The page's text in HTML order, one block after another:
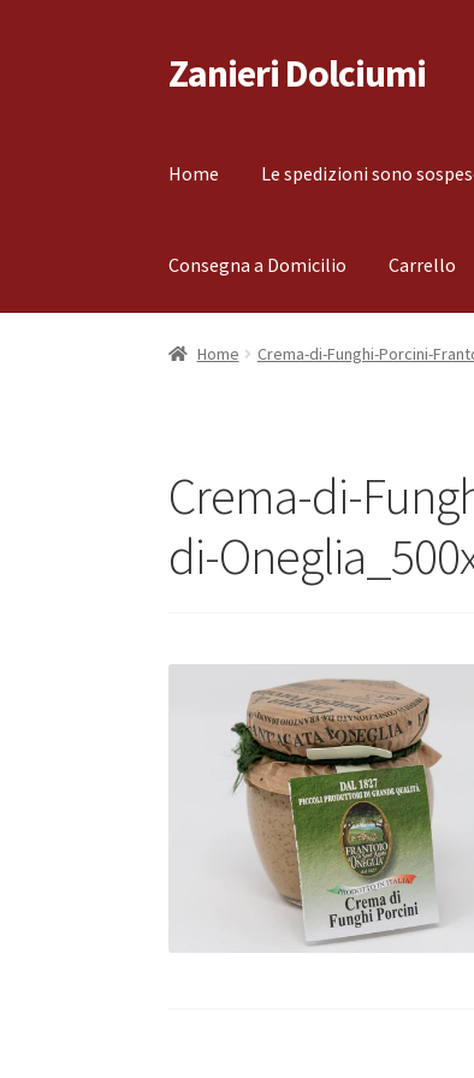
Vai
alla
Vai
al
Zanieri Dolciumi
Home Le spedizioni sono
Consegna a Domicilio Carrello
Home Carrello Cassa Condizioni di
Home Crema-di-Funghi-Porcini-
Crema-di-
di-